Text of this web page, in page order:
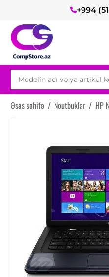
+994
Əsas səhifə / Noutbuklar / HP